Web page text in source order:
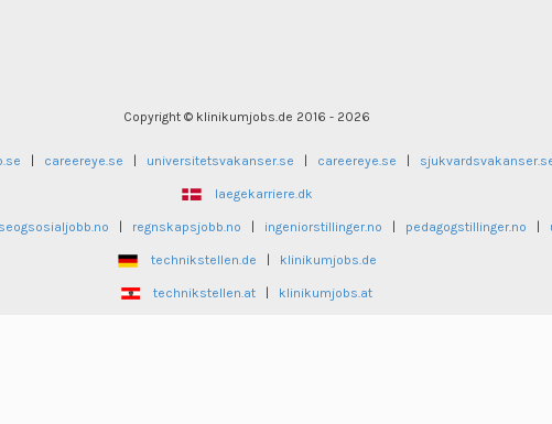
Copyright © klinikumjobs.de 2016 - 2026
careereye.se universitetsvakanser.se careereye.se
laegekarriere.dk
regnskapsjobb.no ingeniorstillinger.no pedagogstillinger.no
technikstellen.de klinikumjobs.de
technikstellen.at klinikumjobs.at